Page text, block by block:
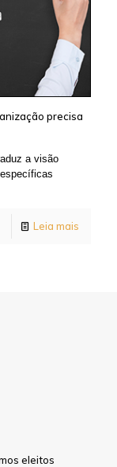
precisa
a visão
Leia mais
eleitos